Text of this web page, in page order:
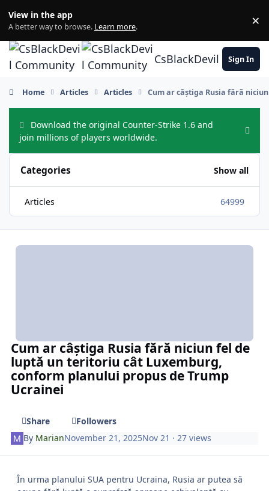
View in the app
A better way to browse. Learn more. ×
CsBlackDevil Sign In
Home Articles Articles Cum ar câștiga Rusia fără
Download the original Counter-Strike 1.6 and
join millions of players worldwide.
Hide
Categories Show all
Articles 64999
Cum ar câștiga Rusia fără niciun fel de
luptă un teritoriu cât Luxemburg,
conform planului propus de Trump
Ucrainei
Share
Followers
By MarianNovember 21, 2025Nov 21 · 27 views
În urma planului SUA pentru Ucraina, Rusia ar putea să